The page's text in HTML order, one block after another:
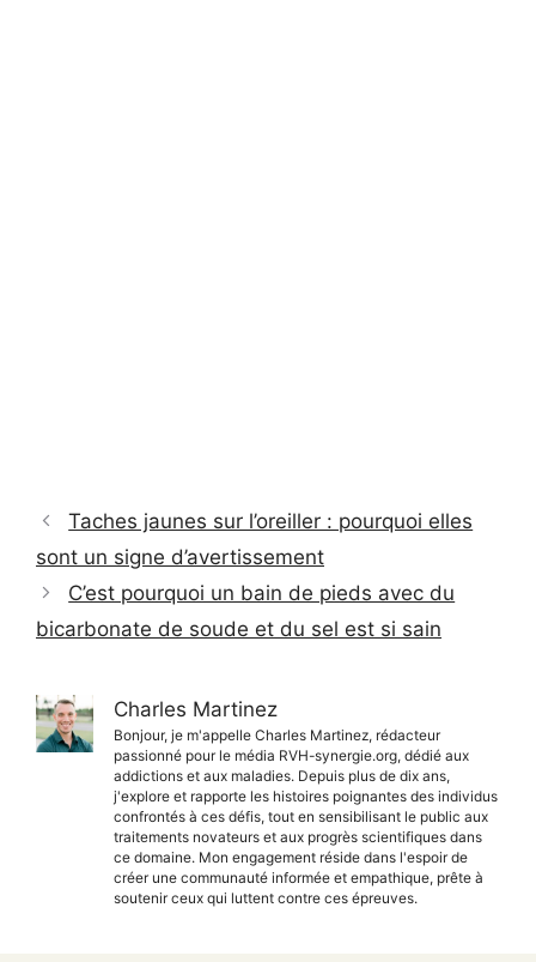
Taches jaunes sur l’oreiller : pourquoi elles
sont un signe d’avertissement
C’est pourquoi un bain de pieds avec du
bicarbonate de soude et du sel est si sain
Charles Martinez
Bonjour, je m'appelle Charles Martinez, rédacteur
passionné pour le média RVH-synergie.org, dédié aux
addictions et aux maladies. Depuis plus de dix ans,
j'explore et rapporte les histoires poignantes des individus
confrontés à ces défis, tout en sensibilisant le public aux
traitements novateurs et aux progrès scientifiques dans
ce domaine. Mon engagement réside dans l'espoir de
créer une communauté informée et empathique, prête à
soutenir ceux qui luttent contre ces épreuves.